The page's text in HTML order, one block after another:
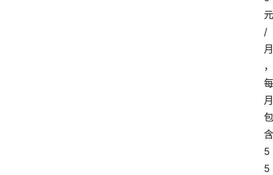
元
/
月
，
每
月
包
含
5
5